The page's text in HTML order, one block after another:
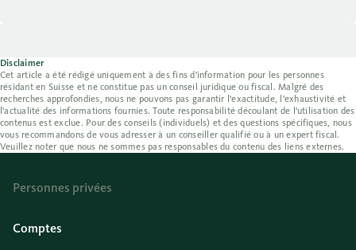
Disclaimer
Cet article a été rédigé uniquement à des fins d'information pour les personnes
résidant en Suisse et ne constitue pas un conseil juridique ou fiscal. Malgré des
recherches approfondies, nous ne pouvons pas garantir l'exactitude, l'exhaustivité et
l'actualité des informations fournies. Toute responsabilité découlant de l'utilisation des
contenus est exclue. Pour des conseils (individuels) et des questions spécifiques, nous
vous recommandons de vous adresser à un conseiller qualifié ou à un expert fiscal.
Veuillez noter que nous ne sommes pas responsables du contenu des liens externes.
Personnes privées
Comptes